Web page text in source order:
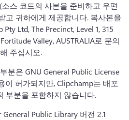
스 코드의 사본을 준비하고 우편
고 귀하에게 제공합니다. 복사본을
Ltd, The Precinct, Level 1, 315
Valley, AUSTRALIA로 문의
해 주십시오.
분은 GNU General Public License
이 허가되지만, Clipchamp는 배포
부분을 포함하지 않습니다.
General Public Library 버전 2.1